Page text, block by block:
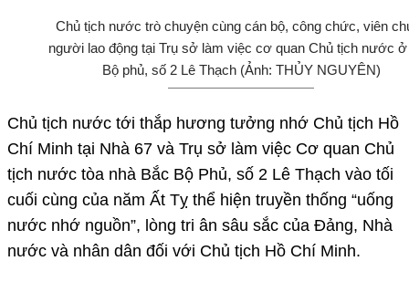
Chủ tịch nước trò chuyện cùng cán bộ, công chức, viên
người lao động tại Trụ sở làm việc cơ quan Chủ tịch nước
Bộ phủ, số 2 Lê Thạch (Ảnh: THỦY NGUYÊN)
Chủ tịch nước tới thắp hương tưởng nhớ Chủ tịch Hồ
Chí Minh tại Nhà 67 và Trụ sở làm việc Cơ quan Chủ
tịch nước tòa nhà Bắc Bộ Phủ, số 2 Lê Thạch vào tối
cuối cùng của năm Ất Tỵ thể hiện truyền thống “uống
nước nhớ nguồn”, lòng tri ân sâu sắc của Đảng, Nhà
nước và nhân dân đối với Chủ tịch Hồ Chí Minh.